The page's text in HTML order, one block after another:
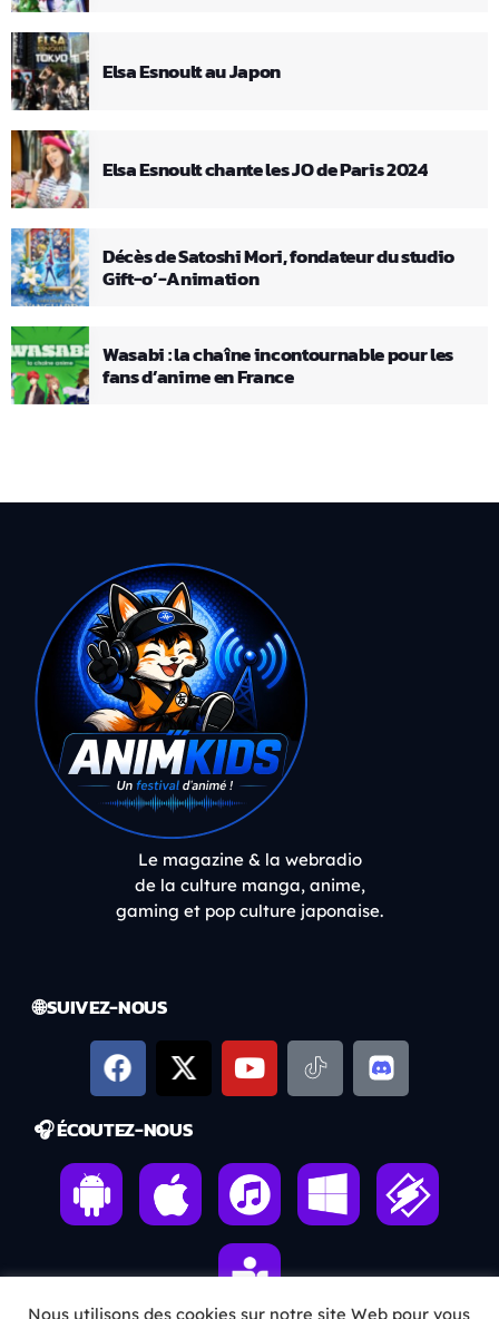
Elsa Esnoult au Japon
Elsa Esnoult chante les JO de Paris 2024
Décès de Satoshi Mori, fondateur du studio
Gift-o’-Animation
Wasabi : la chaîne incontournable pour les
fans d’anime en France
Le magazine & la webradio
de la culture manga, anime,
gaming et pop culture japonaise.
🌐 SUIVEZ-NOUS
🎧 ÉCOUTEZ-NOUS
Nous utilisons des cookies sur notre site Web pour vous